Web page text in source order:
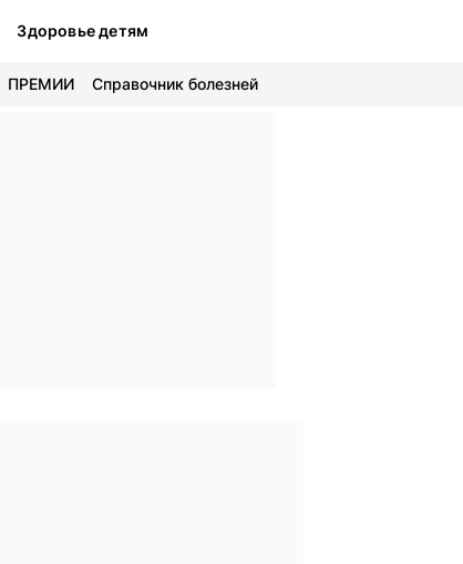
Здоровье детям
ПРЕМИИ Справочник болезней